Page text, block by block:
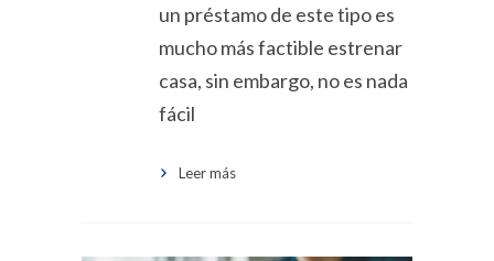
un préstamo de este tipo es
mucho más factible estrenar
casa, sin embargo, no es nada
fácil
Leer más